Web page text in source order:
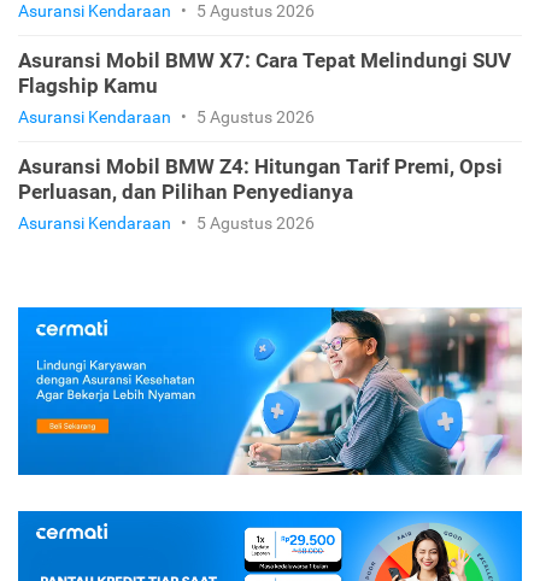
Asuransi Kendaraan • 5 Agustus 2026
Asuransi Mobil BMW X7: Cara Tepat Melindungi SUV
Flagship Kamu
Asuransi Kendaraan • 5 Agustus 2026
Asuransi Mobil BMW Z4: Hitungan Tarif Premi, Opsi
Perluasan, dan Pilihan Penyedianya
Asuransi Kendaraan • 5 Agustus 2026